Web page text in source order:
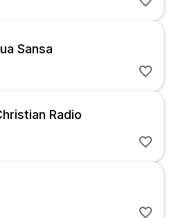
Sansa
Radio